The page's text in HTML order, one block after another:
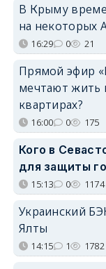
В Крыму
на некоторых
16:29 0 21
Прямой эфир
мечтают жить
квартирах?
16:00 0 175
Кого в
для защиты
15:13 0 1174
Украинский
Ялты
14:15 1 1782